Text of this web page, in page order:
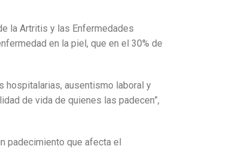
la Artritis y las Enfermedades
en la piel, que en el 30% de
hospitalarias, ausentismo laboral y
de vida de quienes las padecen”,
padecimiento que afecta el